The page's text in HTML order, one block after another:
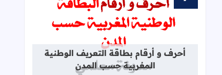
قراءة المزيد عن أحرف و أرقام
أحرف و أرقام بطاقة التعريف الوطنية
المغربية حسب المدن